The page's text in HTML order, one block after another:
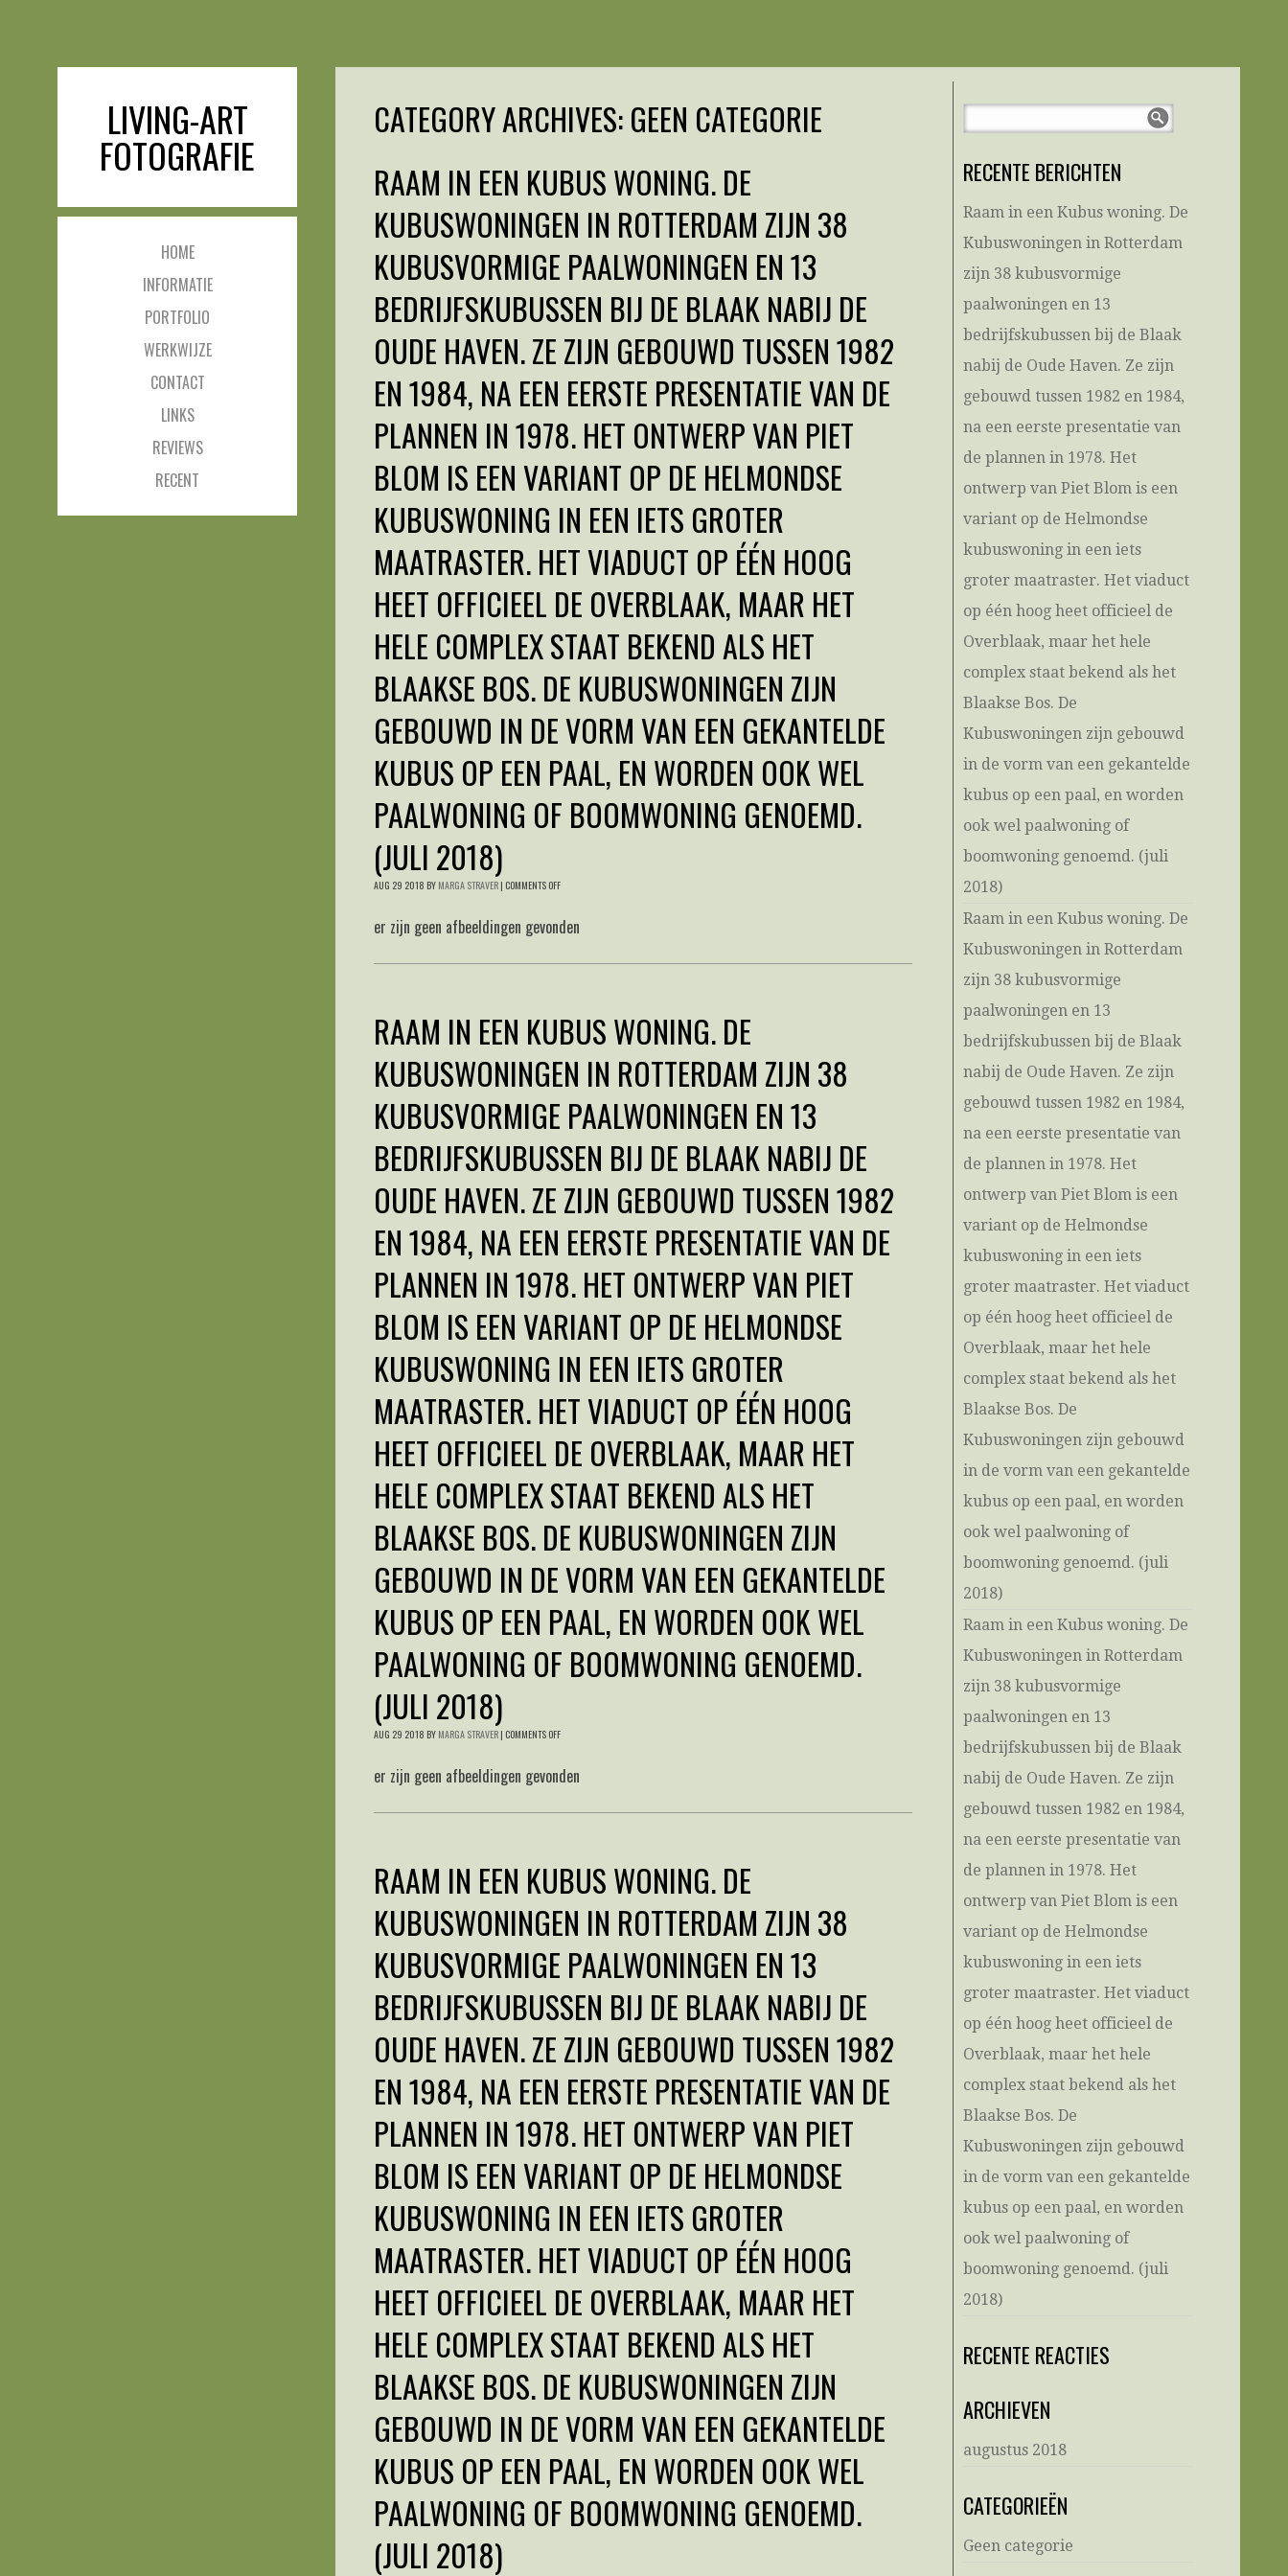
LIVING-ART
FOTOGRAFIE
HOME
INFORMATIE
PORTFOLIO
WERKWIJZE
CONTACT
LINKS
REVIEWS
RECENT
CATEGORY ARCHIVES:GEEN CATEGORIE
RAAM IN EEN KUBUS WONING. DE
KUBUSWONINGEN IN ROTTERDAM ZIJN 38
KUBUSVORMIGE PAALWONINGEN EN 13
BEDRIJFSKUBUSSEN BIJ DE BLAAK NABIJ DE
OUDE HAVEN. ZE ZIJN GEBOUWD TUSSEN 1982
EN 1984, NA EEN EERSTE PRESENTATIE VAN DE
PLANNEN IN 1978. HET ONTWERP VAN PIET
BLOM IS EEN VARIANT OP DE HELMONDSE
KUBUSWONING IN EEN IETS GROTER
MAATRASTER. HET VIADUCT OP ÉÉN HOOG
HEET OFFICIEEL DE OVERBLAAK, MAAR HET
HELE COMPLEX STAAT BEKEND ALS HET
BLAAKSE BOS. DE KUBUSWONINGEN ZIJN
GEBOUWD IN DE VORM VAN EEN GEKANTELDE
KUBUS OP EEN PAAL, EN WORDEN OOK WEL
PAALWONING OF BOOMWONING GENOEMD.
(JULI 2018)
AUG 29 2018 BY MARGA STRAVER | COMMENTS OFF
er zijn geen afbeeldingen gevonden
RAAM IN EEN KUBUS WONING. DE
KUBUSWONINGEN IN ROTTERDAM ZIJN 38
KUBUSVORMIGE PAALWONINGEN EN 13
BEDRIJFSKUBUSSEN BIJ DE BLAAK NABIJ DE
OUDE HAVEN. ZE ZIJN GEBOUWD TUSSEN 1982
EN 1984, NA EEN EERSTE PRESENTATIE VAN DE
PLANNEN IN 1978. HET ONTWERP VAN PIET
BLOM IS EEN VARIANT OP DE HELMONDSE
KUBUSWONING IN EEN IETS GROTER
MAATRASTER. HET VIADUCT OP ÉÉN HOOG
HEET OFFICIEEL DE OVERBLAAK, MAAR HET
HELE COMPLEX STAAT BEKEND ALS HET
BLAAKSE BOS. DE KUBUSWONINGEN ZIJN
GEBOUWD IN DE VORM VAN EEN GEKANTELDE
KUBUS OP EEN PAAL, EN WORDEN OOK WEL
PAALWONING OF BOOMWONING GENOEMD.
(JULI 2018)
AUG 29 2018 BY MARGA STRAVER | COMMENTS OFF
er zijn geen afbeeldingen gevonden
RAAM IN EEN KUBUS WONING. DE
KUBUSWONINGEN IN ROTTERDAM ZIJN 38
KUBUSVORMIGE PAALWONINGEN EN 13
BEDRIJFSKUBUSSEN BIJ DE BLAAK NABIJ DE
OUDE HAVEN. ZE ZIJN GEBOUWD TUSSEN 1982
EN 1984, NA EEN EERSTE PRESENTATIE VAN DE
PLANNEN IN 1978. HET ONTWERP VAN PIET
BLOM IS EEN VARIANT OP DE HELMONDSE
KUBUSWONING IN EEN IETS GROTER
MAATRASTER. HET VIADUCT OP ÉÉN HOOG
HEET OFFICIEEL DE OVERBLAAK, MAAR HET
HELE COMPLEX STAAT BEKEND ALS HET
BLAAKSE BOS. DE KUBUSWONINGEN ZIJN
GEBOUWD IN DE VORM VAN EEN GEKANTELDE
KUBUS OP EEN PAAL, EN WORDEN OOK WEL
PAALWONING OF BOOMWONING GENOEMD.
(JULI 2018)
RECENTE BERICHTEN
Raam in een Kubus woning. De
Kubuswoningen in Rotterdam
zijn 38 kubusvormige
paalwoningen en 13
bedrijfskubussen bij de Blaak
nabij de Oude Haven. Ze zijn
gebouwd tussen 1982 en 1984,
na een eerste presentatie van
de plannen in 1978. Het
ontwerp van Piet Blom is een
variant op de Helmondse
kubuswoning in een iets
groter maatraster. Het viaduct
op één hoog heet officieel de
Overblaak, maar het hele
complex staat bekend als het
Blaakse Bos. De
Kubuswoningen zijn gebouwd
in de vorm van een gekantelde
kubus op een paal, en worden
ook wel paalwoning of
boomwoning genoemd. (juli
2018)
Raam in een Kubus woning. De
Kubuswoningen in Rotterdam
zijn 38 kubusvormige
paalwoningen en 13
bedrijfskubussen bij de Blaak
nabij de Oude Haven. Ze zijn
gebouwd tussen 1982 en 1984,
na een eerste presentatie van
de plannen in 1978. Het
ontwerp van Piet Blom is een
variant op de Helmondse
kubuswoning in een iets
groter maatraster. Het viaduct
op één hoog heet officieel de
Overblaak, maar het hele
complex staat bekend als het
Blaakse Bos. De
Kubuswoningen zijn gebouwd
in de vorm van een gekantelde
kubus op een paal, en worden
ook wel paalwoning of
boomwoning genoemd. (juli
2018)
Raam in een Kubus woning. De
Kubuswoningen in Rotterdam
zijn 38 kubusvormige
paalwoningen en 13
bedrijfskubussen bij de Blaak
nabij de Oude Haven. Ze zijn
gebouwd tussen 1982 en 1984,
na een eerste presentatie van
de plannen in 1978. Het
ontwerp van Piet Blom is een
variant op de Helmondse
kubuswoning in een iets
groter maatraster. Het viaduct
op één hoog heet officieel de
Overblaak, maar het hele
complex staat bekend als het
Blaakse Bos. De
Kubuswoningen zijn gebouwd
in de vorm van een gekantelde
kubus op een paal, en worden
ook wel paalwoning of
boomwoning genoemd. (juli
2018)
RECENTE REACTIES
ARCHIEVEN
augustus 2018
CATEGORIEËN
Geen categorie